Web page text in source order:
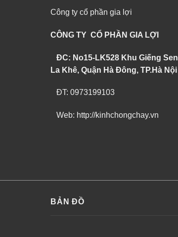
Công ty cổ phần gia lợi
CÔNG TY CỔ PHẦN GIA LỢI
ĐC: No15-LK528 Khu Giếng Sen
La Khê, Quận Hà Đông, TP.Hà Nội
ĐT: 0973199103
Web: http://kinhchongchay.vn
BẢN ĐỒ